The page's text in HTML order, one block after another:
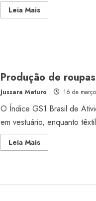
Leia MaisRead
more
Produção de
Jussara Maturo 16 de
O Índice GS1 Brasil de
em vestuário, enquanto
Leia MaisRead
more